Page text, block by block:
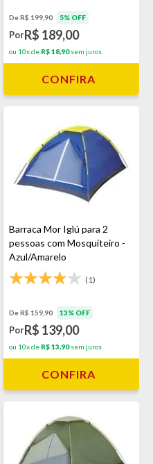
De R$ 199,90 5% OFF
PorR$ 189,00
ou 10x de R$ 18,90sem juros
CONFIRA
Barraca Mor Iglú para 2
pessoas com Mosquiteiro -
Azul/Amarelo
(1)
De R$ 159,90 13% OFF
PorR$ 139,00
ou 10x de R$ 13,90sem juros
CONFIRA